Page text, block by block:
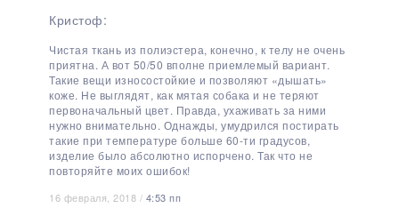
Кристоф:
Чистая ткань из полиэстера, конечно, к телу не очень
приятна. А вот 50/50 вполне приемлемый вариант.
Такие вещи износостойкие и позволяют «дышать»
коже. Не выглядят, как мятая собака и не теряют
первоначальный цвет. Правда, ухаживать за ними
нужно внимательно. Однажды, умудрился постирать
такие при температуре больше 60-ти градусов,
изделие было абсолютно испорчено. Так что не
повторяйте моих ошибок!
16 февраля, 2018 / 4:53 пп